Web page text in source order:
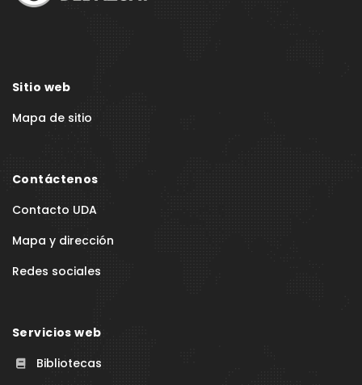
Sitio web
Mapa de sitio
Contáctenos
Contacto UDA
Mapa y dirección
Redes sociales
Servicios web
Bibliotecas